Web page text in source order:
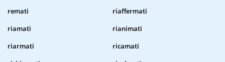
remati
riaffermati
riamati
rianimati
riarmati
ricamati